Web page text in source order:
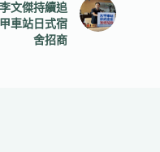
文傑持續追
車站日式宿
舍招商